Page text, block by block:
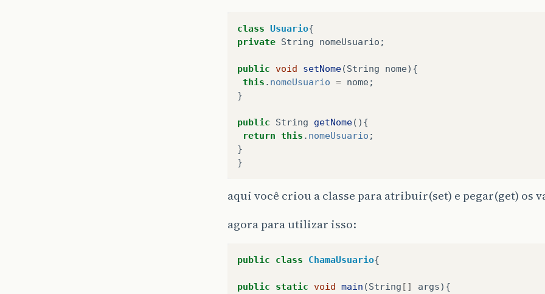
class Usuario{
private String nomeUsuario ;
public void setNome(String nome){
this . nomeUsuario = nome;
}
public String getNome(){
return this . nomeUsuario ;
}
}
aqui você criou a classe para atribuir(set) e pegar(get) os
agora para utilizar isso:
public class ChamaUsuario{
public static void main (String [] args){